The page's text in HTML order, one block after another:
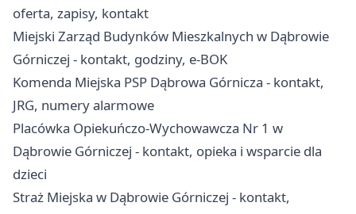
oferta, zapisy, kontakt
Miejski Zarząd Budynków Mieszkalnych w Dąbrowie
Górniczej - kontakt, godziny, e-BOK
Komenda Miejska PSP Dąbrowa Górnicza - kontakt,
JRG, numery alarmowe
Placówka Opiekuńczo-Wychowawcza Nr 1 w
Dąbrowie Górniczej - kontakt, opieka i wsparcie dla
dzieci
Straż Miejska w Dąbrowie Górniczej - kontakt,